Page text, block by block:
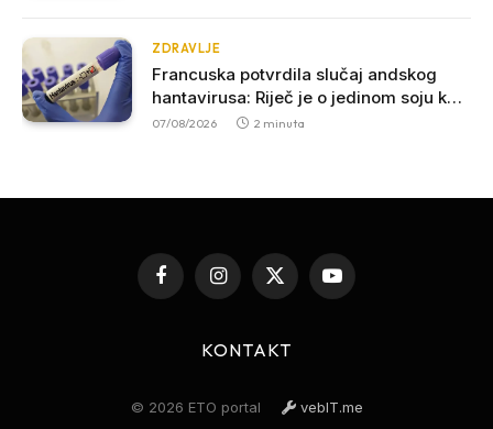
ZDRAVLJE
Francuska potvrdila slučaj andskog
hantavirusa: Riječ je o jedinom soju koji
se može prenositi među ljudima
07/08/2026 2 minuta
FacebookInstagram
X
(Twitter)
YouTube
KONTAKT
© 2026 ETO portal vebIT.me